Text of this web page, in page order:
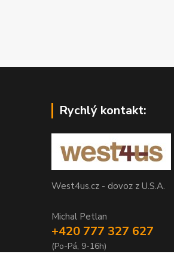
Rychlý kontakt:
West4us.cz - dovoz z U.S.A.
Michal Petlan
+420 777 327 627
(Po-Pá, 9-16h)